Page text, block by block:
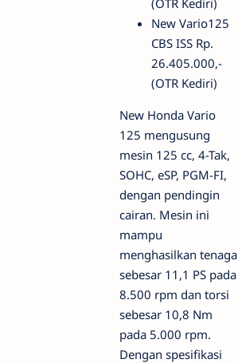
(OTR Kediri)
New Vario125
CBS ISS Rp.
26.405.000,-
(OTR Kediri)
New Honda Vario
125 mengusung
mesin 125 cc, 4-Tak,
SOHC, eSP, PGM-FI,
dengan pendingin
cairan. Mesin ini
mampu
menghasilkan tenaga
sebesar 11,1 PS pada
8.500 rpm dan torsi
sebesar 10,8 Nm
pada 5.000 rpm.
Dengan spesifikasi